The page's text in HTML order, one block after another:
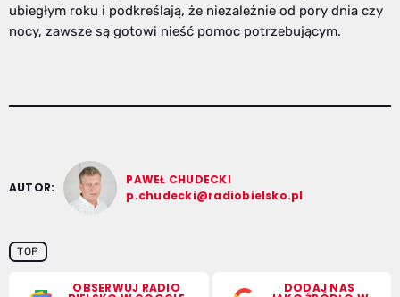
ubiegłym roku i podkreślają, że niezależnie od pory dnia czy
nocy, zawsze są gotowi nieść pomoc potrzebującym.
AUTOR:
PAWEŁ CHUDECKI
p.chudecki@radiobielsko.pl
TOP
OBSERWUJ RADIO DODAJ NAS